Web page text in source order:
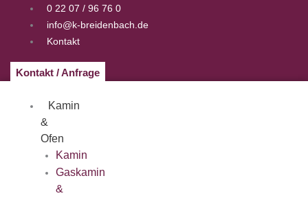
springen
0 22 07 / 96 76 0
info@k-breidenbach.de
Kontakt
Kontakt / Anfrage
Kamin
&
Ofen
Kamin
Gaskamin
&